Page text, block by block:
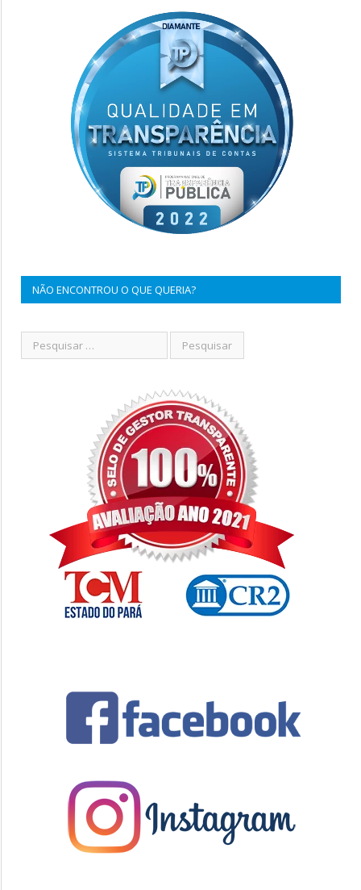
NÃO ENCONTROU O QUE QUERIA?